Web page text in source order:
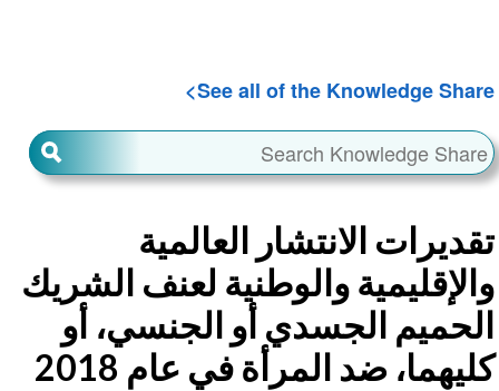
See all of the Knowledge Share
تقديرات الانتشار العالمية
والإقليمية والوطنية لعنف الشريك
الحميم الجسدي أو الجنسي، أو
كليهما، ضد المرأة في عام 2018